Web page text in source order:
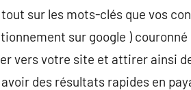
sur les mots-clés que vos
sur google )
vers votre site et attirer ainsi
des résultats rapides en